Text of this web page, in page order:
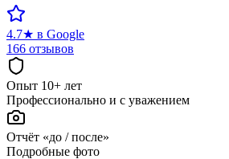
4.7★ в Google
166 отзывов
Опыт 10+ лет
Профессионально и с уважением
Отчёт «до / после»
Подробные фото